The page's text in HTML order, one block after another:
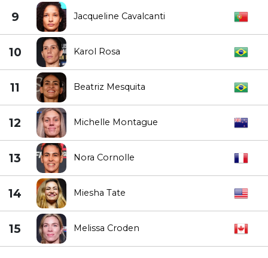
9 Jacqueline Cavalcanti
10 Karol Rosa
11 Beatriz Mesquita
12 Michelle Montague
13 Nora Cornolle
14 Miesha Tate
15 Melissa Croden